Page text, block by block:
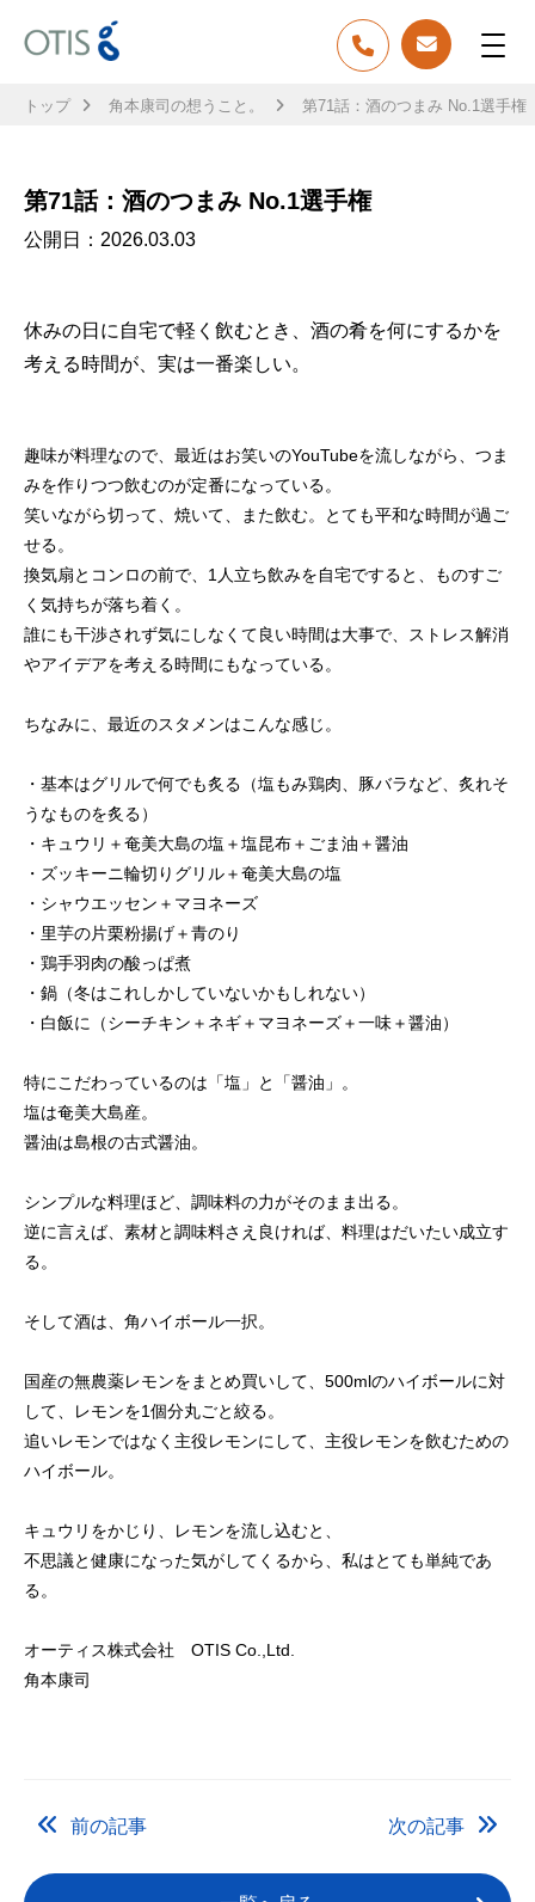
トップ 角本康司の想うこと。 第71話：酒のつまみ No.1選手権
第71話：酒のつまみ No.1選手権
公開日： 2026.03.03
休みの日に自宅で軽く飲むとき、酒の肴を何にするかを
考える時間が、実は一番楽しい。
趣味が料理なので、最近はお笑いのYouTubeを流しながら、つま
みを作りつつ飲むのが定番になっている。
笑いながら切って、焼いて、また飲む。とても平和な時間が過ご
せる。
換気扇とコンロの前で、1人立ち飲みを自宅ですると、ものすご
く気持ちが落ち着く。
誰にも干渉されず気にしなくて良い時間は大事で、ストレス解消
やアイデアを考える時間にもなっている。
ちなみに、最近のスタメンはこんな感じ。
・基本はグリルで何でも炙る（塩もみ鶏肉、豚バラなど、炙れそ
うなものを炙る）
・キュウリ＋奄美大島の塩＋塩昆布＋ごま油＋醤油
・ズッキーニ輪切りグリル＋奄美大島の塩
・シャウエッセン＋マヨネーズ
・里芋の片栗粉揚げ＋青のり
・鶏手羽肉の酸っぱ煮
・鍋（冬はこれしかしていないかもしれない）
・白飯に（シーチキン＋ネギ＋マヨネーズ＋一味＋醤油）
特にこだわっているのは「塩」と「醤油」。
塩は奄美大島産。
醤油は島根の古式醤油。
シンプルな料理ほど、調味料の力がそのまま出る。
逆に言えば、素材と調味料さえ良ければ、料理はだいたい成立す
る。
そして酒は、角ハイボール一択。
国産の無農薬レモンをまとめ買いして、500mlのハイボールに対
して、レモンを1個分丸ごと絞る。
追いレモンではなく主役レモンにして、主役レモンを飲むための
ハイボール。
キュウリをかじり、レモンを流し込むと、
不思議と健康になった気がしてくるから、私はとても単純であ
る。
オーティス株式会社 OTIS Co.,Ltd.
角本康司
前の記事 次の記事